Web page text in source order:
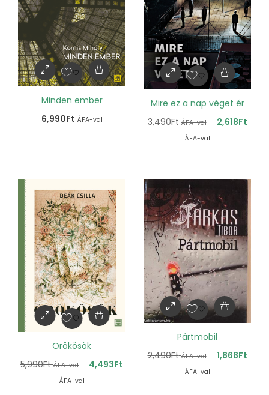
Minden ember
6,990Ft ÁFA-val
Mire ez a nap véget ér
3,490Ft ÁFA-val 2,618Ft
ÁFA-val
Örökösök
5,990Ft ÁFA-val 4,493Ft
ÁFA-val
Pártmobil
2,490Ft ÁFA-val 1,868Ft
ÁFA-val